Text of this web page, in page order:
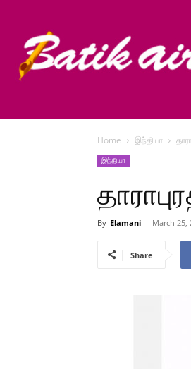
Home இந்தியா
இந்தியா
By Elamani - March 25,
Share